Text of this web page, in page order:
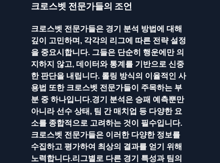
크로스벳 전문가들의 조언
크로스벳 전문가들은 경기 분석 방법에 대해
깊이 고민하며, 각각의 리그에 따른 전략 설정
을 중요시합니다. 그들은 단순히 행운에만 의
지하지 않고, 데이터와 통계를 기반으로 신중
한 판단을 내립니다. 롤링 방식의 이율적인 사
용법 또한 크로스벳 전문가들이 주목하는 부
분 중 하나입니다.경기 분석은 승패 예측뿐만
아니라 선수 상태, 팀 간 매치업 등 다양한 요
소를 종합적으로 고려하는 것이 필수입니다.
크로스벳 전문가들은 이러한 다양한 정보를
수집하고 평가하여 최상의 결과를 얻기 위해
노력합니다.리그별로 다른 경기 특성과 팀의